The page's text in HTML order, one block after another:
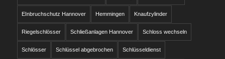
EInbruchschutz Hannover Hemmingen Knaufzylinder
Riegelschlösser Schließanlagen Hannover Schloss wechseln
Schlösser Schlüssel abgebrochen Schlüsseldienst